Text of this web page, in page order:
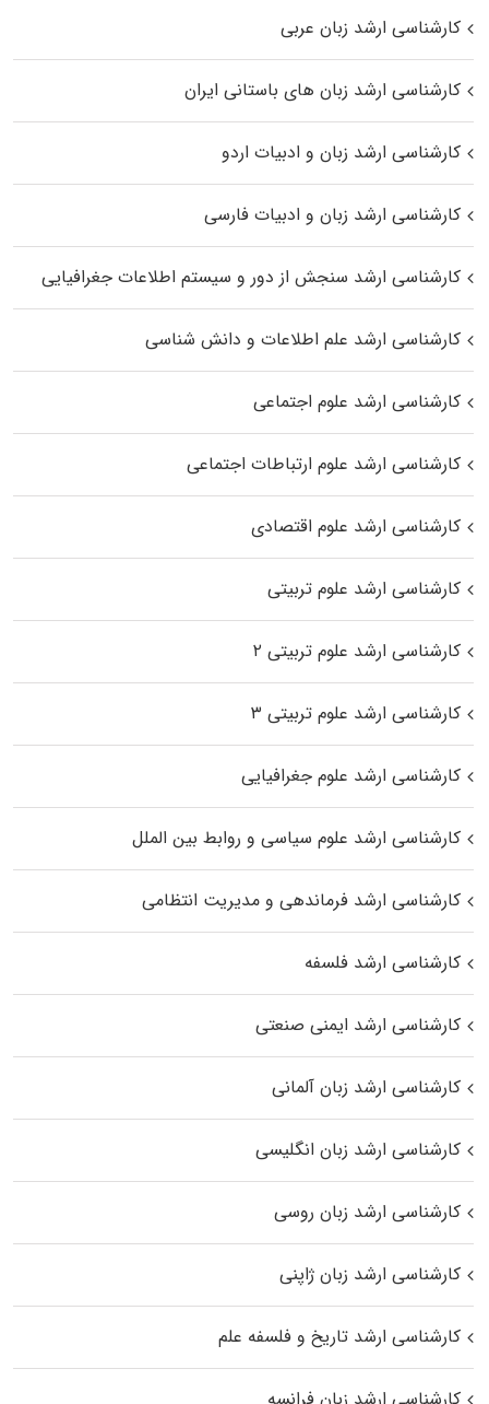
کارشناسی ارشد زبان عربی
کارشناسی ارشد زبان‌ های باستانی ایران
کارشناسی ارشد زبان و ادبیات اردو
کارشناسی ارشد زبان و ادبیات فارسی
کارشناسی ارشد سنجش از دور و سیستم اطلاعات جغرافیایی
کارشناسی ارشد علم اطلاعات و دانش شناسی
کارشناسی ارشد علوم اجتماعی
کارشناسی ارشد علوم ارتباطات اجتماعی
کارشناسی ارشد علوم اقتصادی
کارشناسی ارشد علوم تربیتی
کارشناسی ارشد علوم تربیتی ۲
کارشناسی ارشد علوم تربیتی ۳
کارشناسی ارشد علوم جغرافیایی
کارشناسی ارشد علوم سیاسی و روابط بین الملل
کارشناسی ارشد فرماندهی و مدیریت انتظامی
کارشناسی ارشد فلسفه
کارشناسی ارشد ایمنی صنعتی
کارشناسی ارشد زبان آلمانی
کارشناسی ارشد زبان انگلیسی
کارشناسی ارشد زبان روسی
کارشناسی ارشد زبان ژاپنی
کارشناسی ارشد تاریخ و فلسفه علم